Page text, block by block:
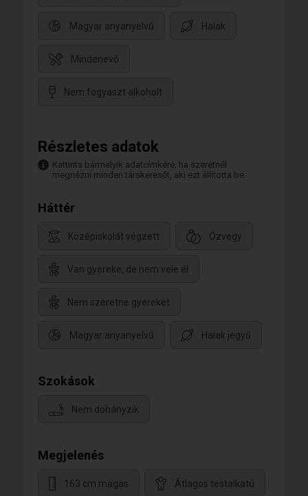
Magyar anyanyelvű Halak
Mindenevő
Nem fogyaszt alkoholt
Részletes adatok
Kattints bármelyik adatcímkére, ha szeretnél
megnézni minden társkeresőt, aki ezt állította be.
Háttér
Középiskolát végzett Özvegy
Van gyereke, de nem vele él
Nem szeretne gyereket
Magyar anyanyelvű Halak jegyű
Szokások
Nem dohányzik
Megjelenés
163 cm magas Átlagos testalkatú